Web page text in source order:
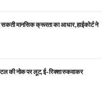
सकती मानसिक क्रूरता का आधार, हाईकोर्ट ने
की नोक पर लूट, ई-रिक्शा रुकवाकर